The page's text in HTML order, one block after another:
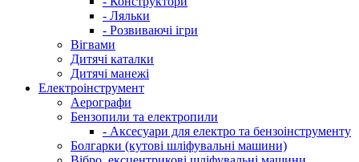
- Ляльки
- Розвиваючі ігри
Вігвами
Дитячі каталки
Дитячі манежі
Електроінструмент
Аерографи
Бензопили та електропили
- Аксесуари для електро та бензоінструменту
Болгарки (кутові шліфувальні машини)